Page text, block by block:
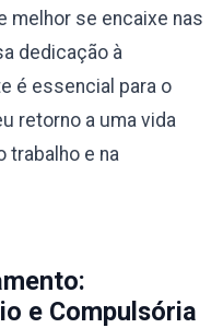
melhor se encaixe nas
dedicação à
é essencial para o
retorno a uma vida
trabalho e na
e Compulsória